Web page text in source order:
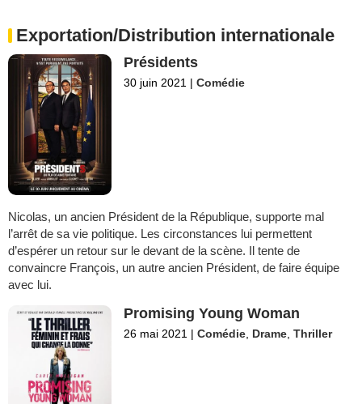
Exportation/Distribution internationale
Présidents
30 juin 2021 | Comédie
Nicolas, un ancien Président de la République, supporte mal
l’arrêt de sa vie politique. Les circonstances lui permettent
d’espérer un retour sur le devant de la scène. Il tente de
convaincre François, un autre ancien Président, de faire équipe
avec lui.
Promising Young Woman
26 mai 2021 | Comédie Drame ,Thriller